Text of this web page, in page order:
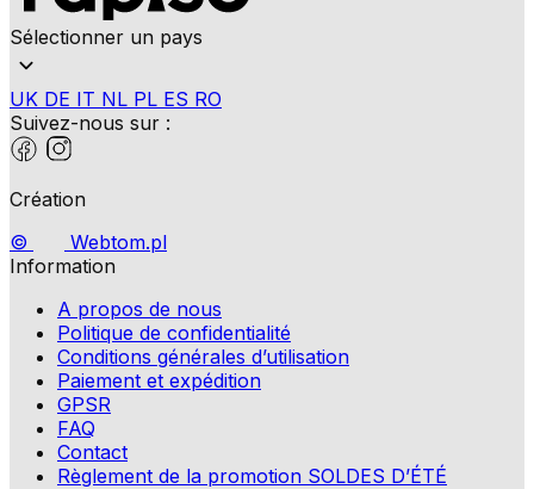
Sélectionner un pays
UK DE IT NL PL ES RO
Suivez-nous sur :
Création
©
Webtom.pl
Information
A propos de nous
Politique de confidentialité
Conditions générales d’utilisation
Paiement et expédition
GPSR
FAQ
Contact
Règlement de la promotion SOLDES D’ÉTÉ